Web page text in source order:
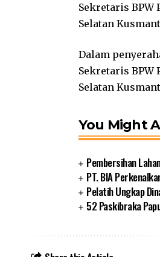
Sekretaris BPW
Selatan
Dalam
Sekretaris BPW
Selatan
You Might
Pembersihan
PT. BIA
Pelatih Ungkap
52 Paskibraka